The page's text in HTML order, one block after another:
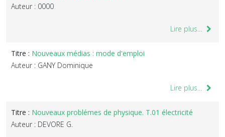
Auteur : 0000
Lire plus...
Titre : Nouveaux médias : mode d'emploi
Auteur : GANY Dominique
Lire plus...
Titre : Nouveaux problémes de physique. T.01 électricité
Auteur : DEVORE G.